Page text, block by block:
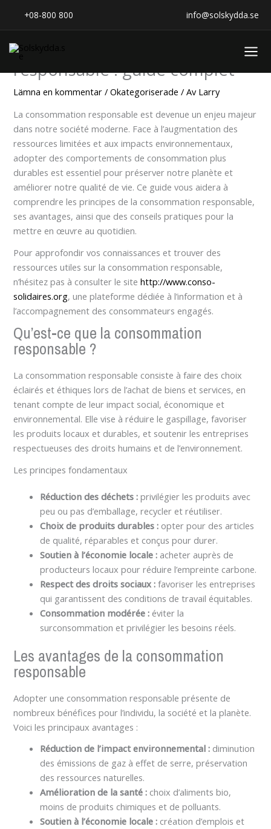
+08-800 800 info@solskydda.se
Hem Okategoriserade
Comprendre la consommation
responsable : guide complet
Lämna en kommentar /Okategoriserade / Av Larry
La consommation responsable est devenue un enjeu majeur
dans notre société moderne. Face à l’augmentation des
ressources limitées et aux impacts environnementaux,
adopter des comportements de consommation plus
durables est essentiel pour préserver notre planète et
améliorer notre qualité de vie. Ce guide vous aidera à
comprendre les principes de la consommation responsable,
ses avantages, ainsi que des conseils pratiques pour la
mettre en œuvre au quotidien.
Pour approfondir vos connaissances et trouver des
ressources utiles sur la consommation responsable,
n’hésitez pas à consulter le sitehttp://www.conso-
solidaires.org, une plateforme dédiée à l’information et à
l’accompagnement des consommateurs engagés.
Qu’est-ce que la consommation
responsable ?
La consommation responsable consiste à faire des choix
éclairés et éthiques lors de l’achat de biens et services, en
tenant compte de leur impact social, économique et
environnemental. Elle vise à réduire le gaspillage, favoriser
les produits locaux et durables, et soutenir les entreprises
respectueuses des droits humains et de l’environnement.
Les principes fondamentaux
Réduction des déchets : privilégier les produits avec
peu ou pas d’emballage, recycler et réutiliser.
Choix de produits durables : opter pour des articles
de qualité, réparables et conçus pour durer.
Soutien à l’économie locale : acheter auprès de
producteurs locaux pour réduire l’empreinte carbone.
Respect des droits sociaux : favoriser les entreprises
qui garantissent des conditions de travail équitables.
Consommation modérée : éviter la
surconsommation et privilégier les besoins réels.
Les avantages de la consommation
responsable
Adopter une consommation responsable présente de
nombreux bénéfices pour l’individu, la société et la planète.
Voici les principaux avantages :
Réduction de l’impact environnemental : diminution
des émissions de gaz à effet de serre, préservation
des ressources naturelles.
Amélioration de la santé : choix d’aliments bio,
moins de produits chimiques et de polluants.
Soutien à l’économie locale : création d’emplois et